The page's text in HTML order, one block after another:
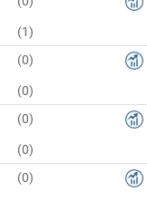
(1)
(0)
(0)
(0)
(0)
(0)